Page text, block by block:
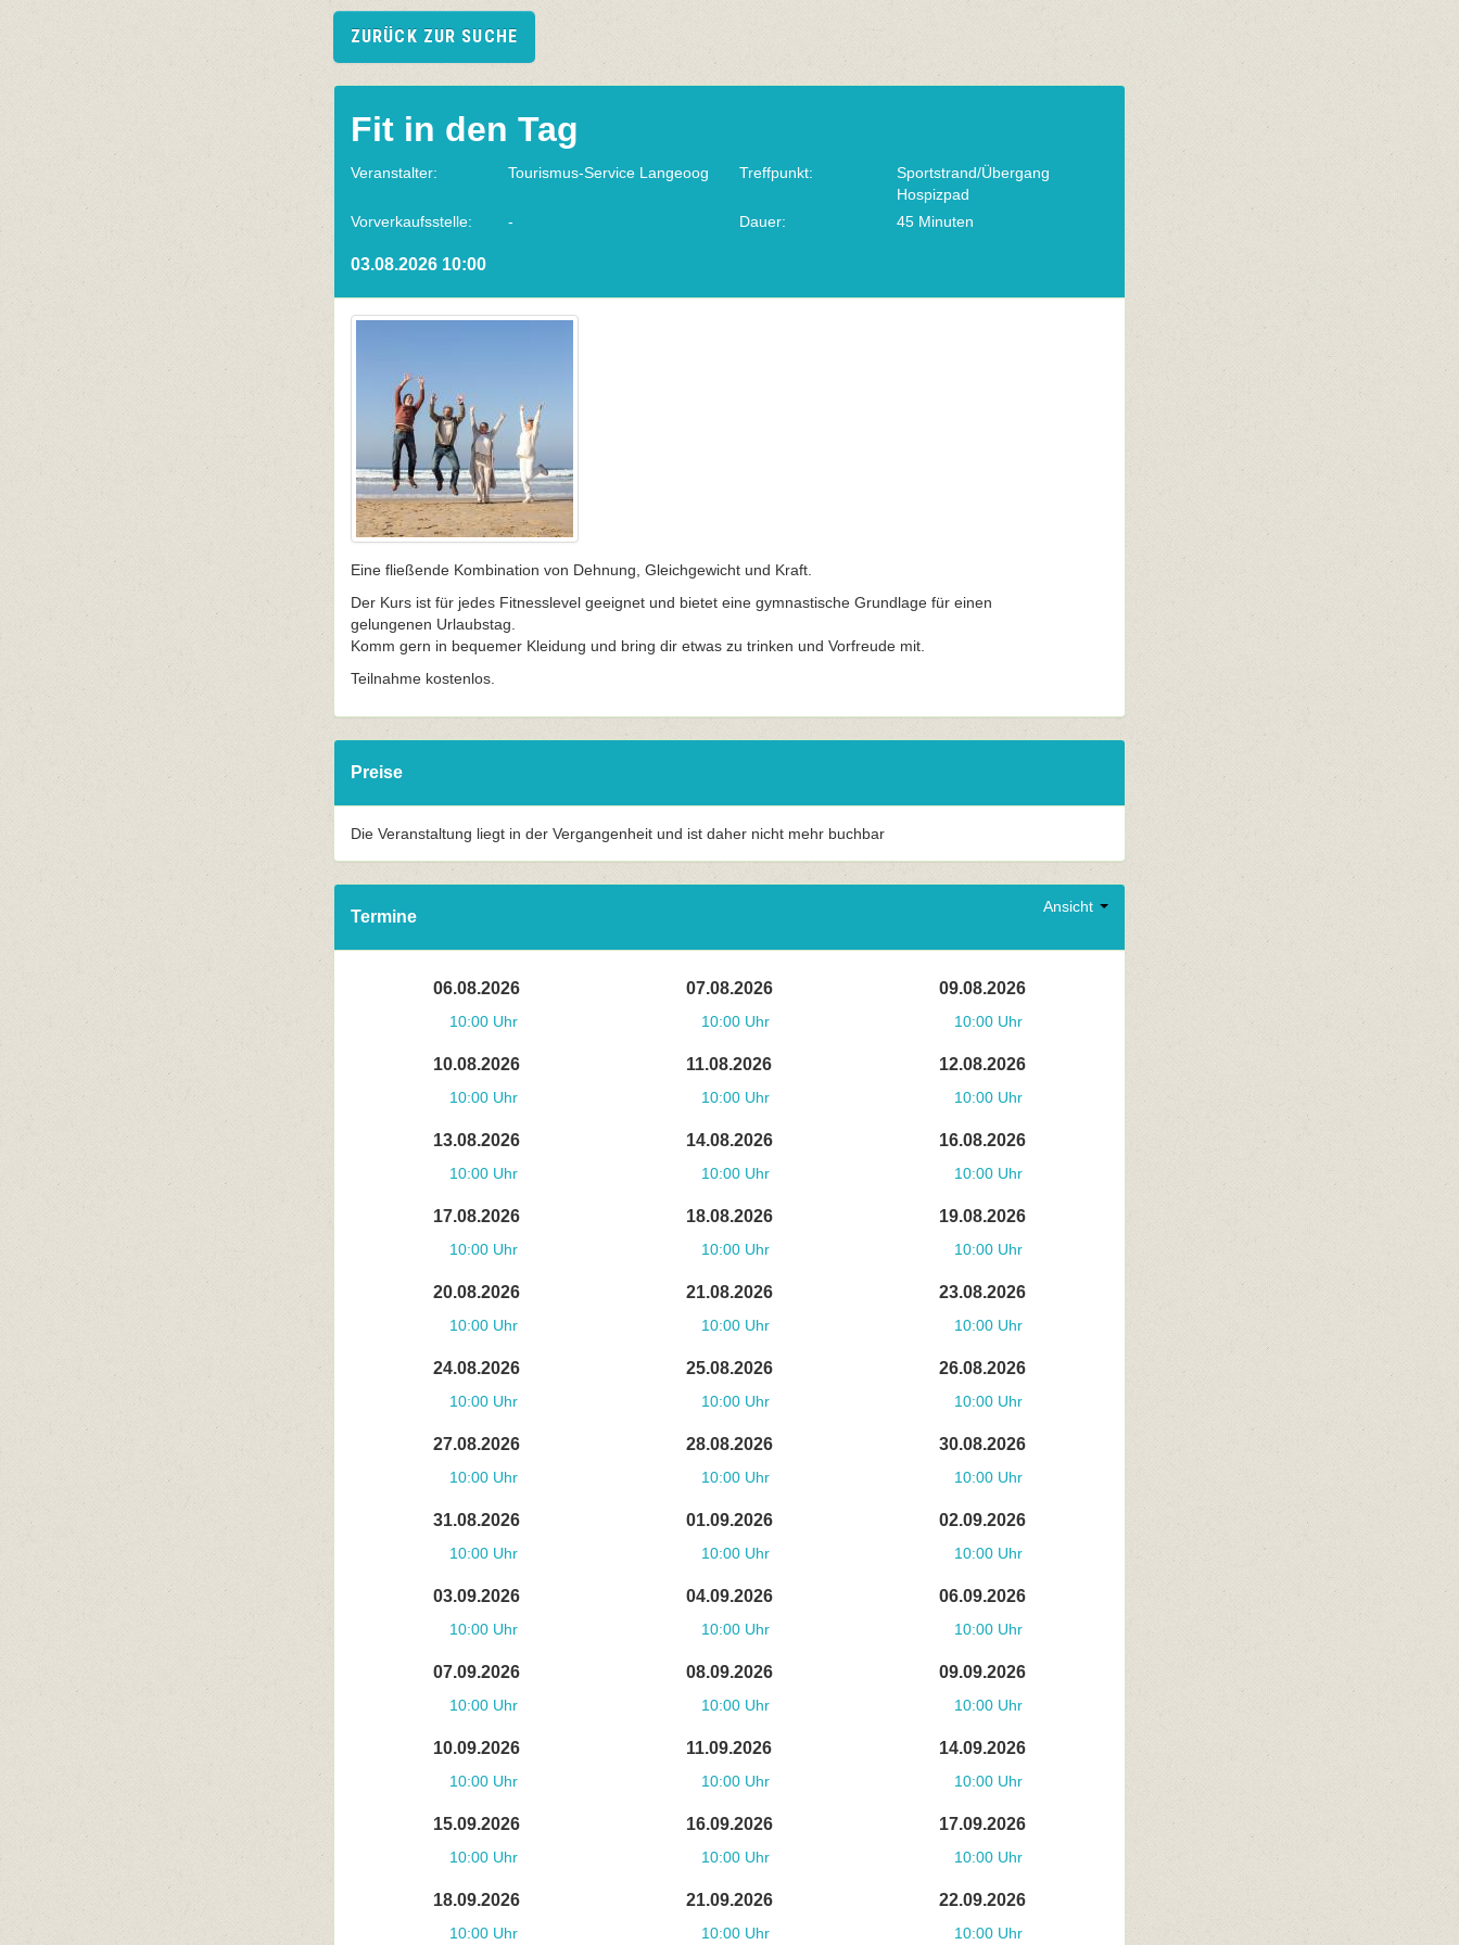
ZURÜCK ZUR SUCHE
Fit in den Tag
Veranstalter: Tourismus-Service Langeoog Treffpunkt:
Sportstrand/Übergang
Hospizpad
Vorverkaufsstelle:
- Dauer: 45 Minuten
03.08.2026 10:00
Eine fließende Kombination von Dehnung, Gleichgewicht und Kraft.
Der Kurs ist für jedes Fitnesslevel geeignet und bietet eine gymnastische Grundlage für einen
gelungenen Urlaubstag.
Komm gern in bequemer Kleidung und bring dir etwas zu trinken und Vorfreude mit.
Teilnahme kostenlos.
Preise
Die Veranstaltung liegt in der Vergangenheit und ist daher nicht mehr buchbar
Ansicht
Termine
06.08.2026
10:00 Uhr
07.08.2026
10:00 Uhr
09.08.2026
10:00 Uhr
10.08.2026
10:00 Uhr
11.08.2026
10:00 Uhr
12.08.2026
10:00 Uhr
13.08.2026
10:00 Uhr
14.08.2026
10:00 Uhr
16.08.2026
10:00 Uhr
17.08.2026
10:00 Uhr
18.08.2026
10:00 Uhr
19.08.2026
10:00 Uhr
20.08.2026
10:00 Uhr
21.08.2026
10:00 Uhr
23.08.2026
10:00 Uhr
24.08.2026
10:00 Uhr
25.08.2026
10:00 Uhr
26.08.2026
10:00 Uhr
27.08.2026
10:00 Uhr
28.08.2026
10:00 Uhr
30.08.2026
10:00 Uhr
31.08.2026
10:00 Uhr
01.09.2026
10:00 Uhr
02.09.2026
10:00 Uhr
03.09.2026
10:00 Uhr
04.09.2026
10:00 Uhr
06.09.2026
10:00 Uhr
07.09.2026
10:00 Uhr
08.09.2026
10:00 Uhr
09.09.2026
10:00 Uhr
10.09.2026
10:00 Uhr
11.09.2026
10:00 Uhr
14.09.2026
10:00 Uhr
15.09.2026
10:00 Uhr
16.09.2026
10:00 Uhr
17.09.2026
10:00 Uhr
18.09.2026
10:00 Uhr
21.09.2026
10:00 Uhr
22.09.2026
10:00 Uhr